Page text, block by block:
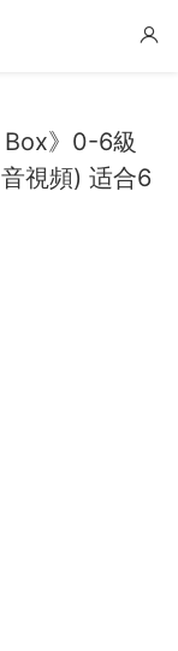
Box》0-6級
視頻) 适合6